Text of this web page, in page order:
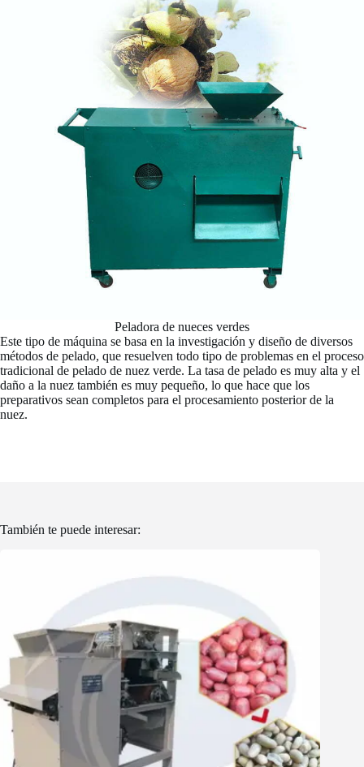
Peladora de nueces verdes
Este tipo de máquina se basa en la investigación y diseño de diversos
métodos de pelado, que resuelven todo tipo de problemas en el proceso
tradicional de pelado de nuez verde. La tasa de pelado es muy alta y el
daño a la nuez también es muy pequeño, lo que hace que los
preparativos sean completos para el procesamiento posterior de la
nuez.
También te puede interesar: